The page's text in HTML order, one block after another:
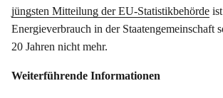
jüngsten Mitteilung der EU-Statistikbehörde
Energieverbrauch in der Staatengemeinschaft
20 Jahren nicht mehr.
Weiterführende Informationen